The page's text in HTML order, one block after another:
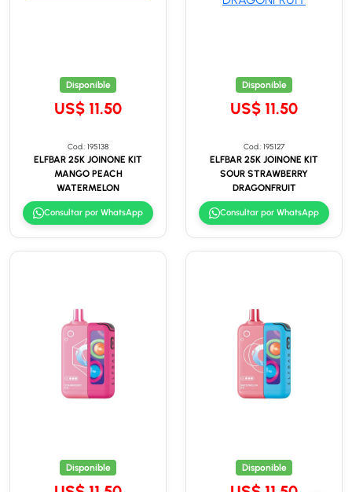
Disponible
US$ 11.50
Cod.: 195138
ELFBAR 25K JOINONE KIT
MANGO PEACH
WATERMELON
Consultar por WhatsApp
Disponible
US$ 11.50
Cod.: 195127
ELFBAR 25K JOINONE KIT
SOUR STRAWBERRY
DRAGONFRUIT
Consultar por WhatsApp
Disponible Disponible